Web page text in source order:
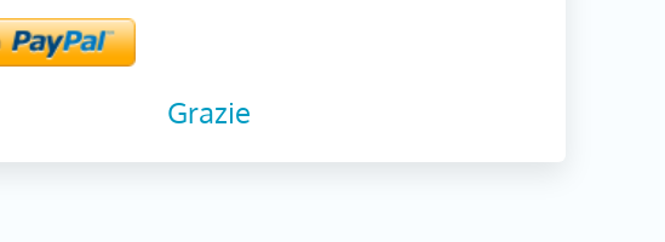
Grazie